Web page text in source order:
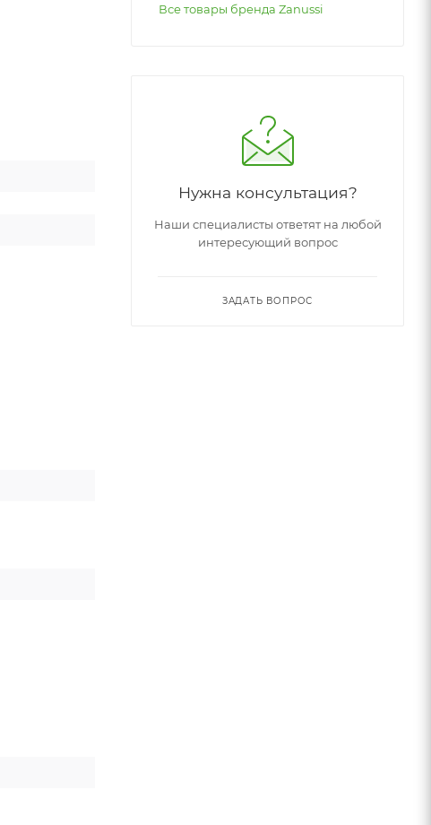
Все товары бренда Zanussi
Нужна консультация?
Наши специалисты ответят на любой
интересующий вопрос
ЗАДАТЬ ВОПРОС